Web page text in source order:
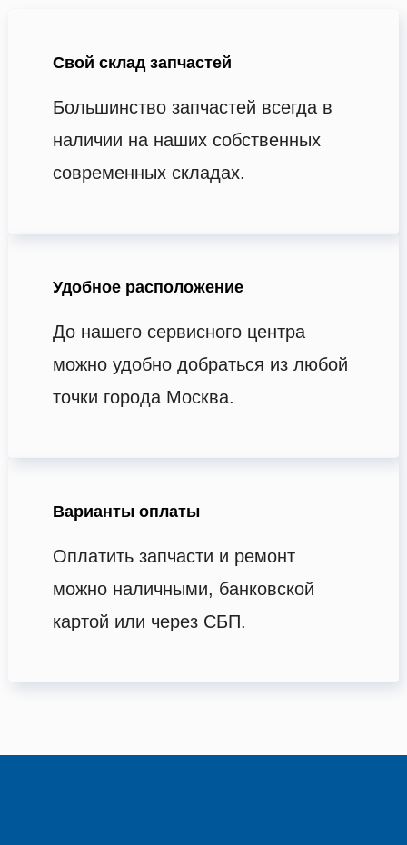
Свой склад запчастей
Большинство запчастей всегда в
наличии на наших собственных
современных складах.
Удобное расположение
До нашего сервисного центра
можно удобно добраться из любой
точки города Москва.
Варианты оплаты
Оплатить запчасти и ремонт
можно наличными, банковской
картой или через СБП.